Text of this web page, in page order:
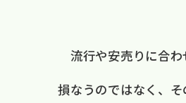
流行や​安売りに​合
損なうのではなく、